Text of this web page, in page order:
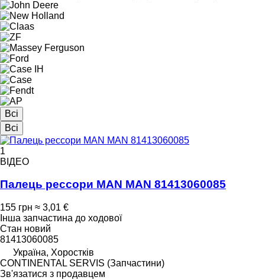
Всі
Всі
1
ВІДЕО
Палець рессори MAN MAN 81413060085
155 грн ≈ 3,01 €
Інша запчастина до ходової
Стан новий
81413060085
Україна, Хоростків
CONTINENTAL SERVIS (Запчастини)
Зв'язатися з продавцем